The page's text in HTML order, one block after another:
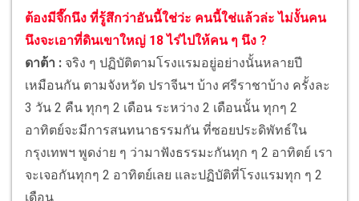
ต้องมีจึ๊กนึง ที่รู้สึกว่าอันนี้ใช่ว่ะ คนนี้ใช่แล้วล่ะ ไม่งั้นคน
นึงจะเอาที่ดินเขาใหญ่ 18 ไร่ไปให้คน ๆ นึง ?
ดาต้า : จริง ๆ ปฏิบัติตามโรงแรมอยู่อย่างนั้นหลายปี
เหมือนกัน ตามจังหวัด ปราจีนฯ บ้าง ศรีราชาบ้าง ครั้งละ
3 วัน 2 คืน ทุกๆ 2 เดือน ระหว่าง 2 เดือนนั้น ทุกๆ 2
อาทิตย์จะมีการสนทนาธรรมกัน ที่ซอยประดิพัทธ์ใน
กรุงเทพฯ พูดง่าย ๆ ว่ามาฟังธรรมะกันทุก ๆ 2 อาทิตย์ เรา
จะเจอกันทุกๆ 2 อาทิตย์เลย และปฏิบัติที่โรงแรมทุก ๆ 2
เดือน